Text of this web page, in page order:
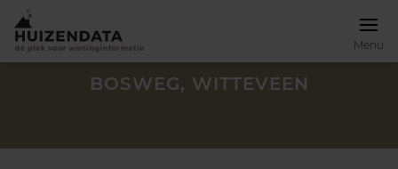
Menu
BOSWEG, WITTEVEEN